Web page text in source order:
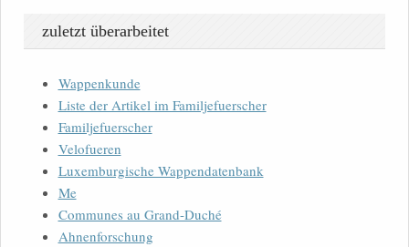
zuletzt überarbeitet
Wappenkunde
Liste der Artikel im Familjefuerscher
Familjefuerscher
Velofueren
Luxemburgische Wappendatenbank
Me
Communes au Grand-Duché
Ahnenforschung